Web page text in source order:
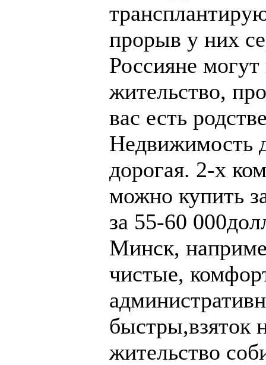
прорыв у них
Россияне
жительство,
вас есть
Недвижимость
дорогая. 2-х
можно купить
за 55-60
Минск,
чистые,
быстры,взяток
жительство